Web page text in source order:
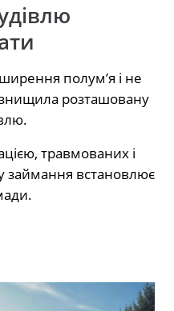
полум’я і не
розташовану
травмованих і
займання встановлює